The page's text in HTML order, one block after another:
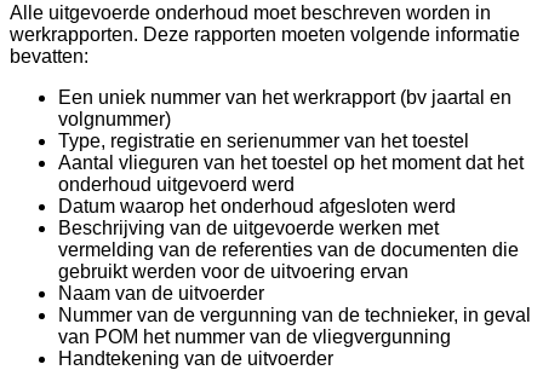
Alle uitgevoerde onderhoud moet beschreven worden in
werkrapporten. Deze rapporten moeten volgende informatie
bevatten:
Een uniek nummer van het werkrapport (bv jaartal en
volgnummer)
Type, registratie en serienummer van het toestel
Aantal vlieguren van het toestel op het moment dat het
onderhoud uitgevoerd werd
Datum waarop het onderhoud afgesloten werd
Beschrijving van de uitgevoerde werken met
vermelding van de referenties van de documenten die
gebruikt werden voor de uitvoering ervan
Naam van de uitvoerder
Nummer van de vergunning van de technieker, in geval
van POM het nummer van de vliegvergunning
Handtekening van de uitvoerder